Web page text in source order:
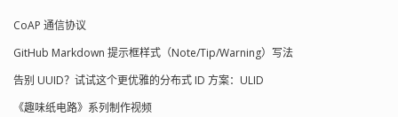
CoAP 通信协议
GitHub Markdown 提示框样式（Note/Tip/Warning）写法
告别 UUID？试试这个更优雅的分布式 ID 方案：ULID
《趣味纸电路》系列制作视频